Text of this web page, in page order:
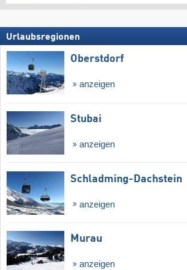
Urlaubsregionen
Oberstdorf
anzeigen
Stubai
anzeigen
Schladming-Dachstein
anzeigen
Murau
anzeigen